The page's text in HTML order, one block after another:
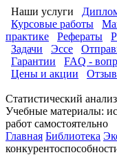
Наши услуги
Курсовые работы
практике
Рефераты
Задачи
Эссе
Гарантии
FAQ -
Цены и акции
Статистический
Учебные материалы:
работ самостоятельно
Главная Библиотека